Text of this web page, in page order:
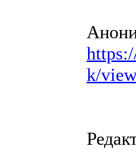
k/